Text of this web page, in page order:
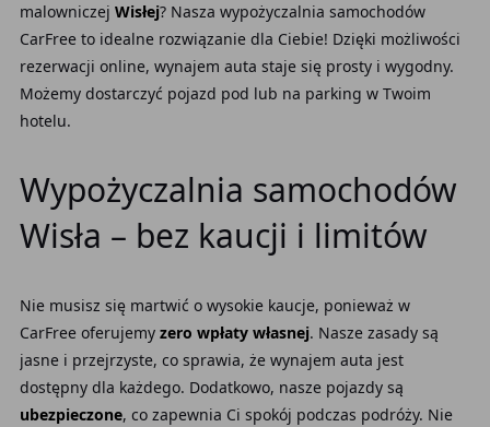
malowniczej Wisłej? Nasza wypożyczalnia samochodów
CarFree to idealne rozwiązanie dla Ciebie! Dzięki możliwości
rezerwacji online, wynajem auta staje się prosty i wygodny.
Możemy dostarczyć pojazd pod lub na parking w Twoim
hotelu.
Wypożyczalnia samochodów
Wisła – bez kaucji i limitów
Nie musisz się martwić o wysokie kaucje, ponieważ w
CarFree oferujemy zero wpłaty własnej. Nasze zasady są
jasne i przejrzyste, co sprawia, że wynajem auta jest
dostępny dla każdego. Dodatkowo, nasze pojazdy są
ubezpieczone, co zapewnia Ci spokój podczas podróży. Nie